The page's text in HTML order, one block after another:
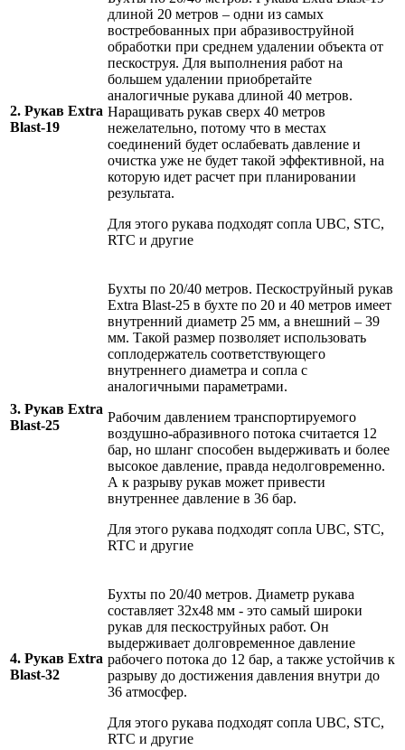
2. Рукав Extra
Blast-19
длиной 20 метров – одни из самых
востребованных при абразивоструйной
обработки при среднем удалении объекта от
пескоструя. Для выполнения работ на
большем удалении приобретайте
аналогичные рукава длиной 40 метров.
Наращивать рукав сверх 40 метров
нежелательно, потому что в местах
соединений будет ослабевать давление и
очистка уже не будет такой эффективной, на
которую идет расчет при планировании
результата.
Для этого рукава подходят сопла UBC, STC,
RTC и другие
3. Рукав Extra
Blast-25
Бухты по 20/40 метров. Пескоструйный рукав
Extra Blast-25 в бухте по 20 и 40 метров имеет
внутренний диаметр 25 мм, а внешний – 39
мм. Такой размер позволяет использовать
соплодержатель соответствующего
внутреннего диаметра и сопла с
аналогичными параметрами.
Рабочим давлением транспортируемого
воздушно-абразивного потока считается 12
бар, но шланг способен выдерживать и более
высокое давление, правда недолговременно.
А к разрыву рукав может привести
внутреннее давление в 36 бар.
Для этого рукава подходят сопла UBC, STC,
RTC и другие
4. Рукав Extra
Blast-32
Бухты по 20/40 метров. Диаметр рукава
составляет 32х48 мм - это самый широки
рукав для пескоструйных работ. Он
выдерживает долговременное давление
рабочего потока до 12 бар, а также устойчив к
разрыву до достижения давления внутри до
36 атмосфер.
Для этого рукава подходят сопла UBC, STC,
RTC и другие